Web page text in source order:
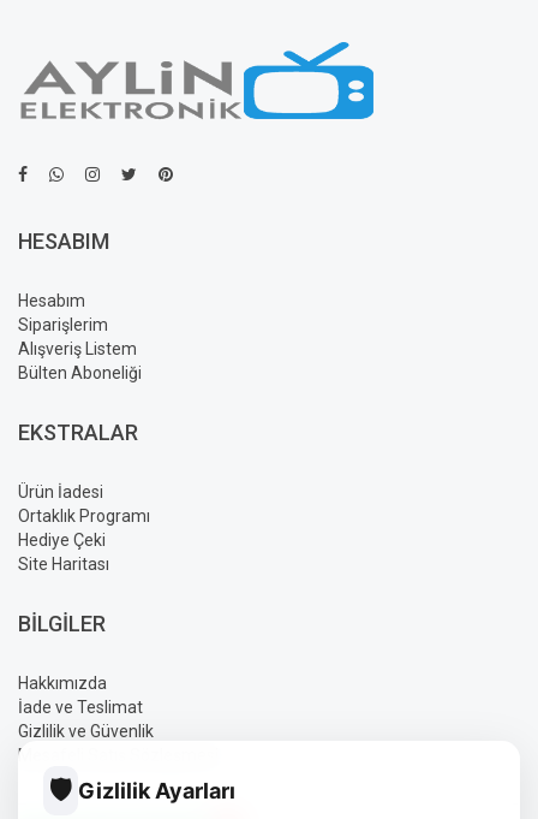
HESABIM
Hesabım
Siparişlerim
Alışveriş Listem
Bülten Aboneliği
EKSTRALAR
Ürün İadesi
Ortaklık Programı
Hediye Çeki
Site Haritası
BILGILER
Hakkımızda
İade ve Teslimat
Gizlilik ve Güvenlik
Mesafeli Satış Sözleşmesi
🛡️ Gizlilik Ayarları